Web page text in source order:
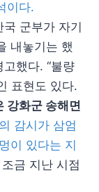
이다.
국 군부가 자기
내놓기는 했
고했다. “불량
표현도 있다.
강화군 송해면
감시가 삼엄
이 있다는 지
금 지난 시점